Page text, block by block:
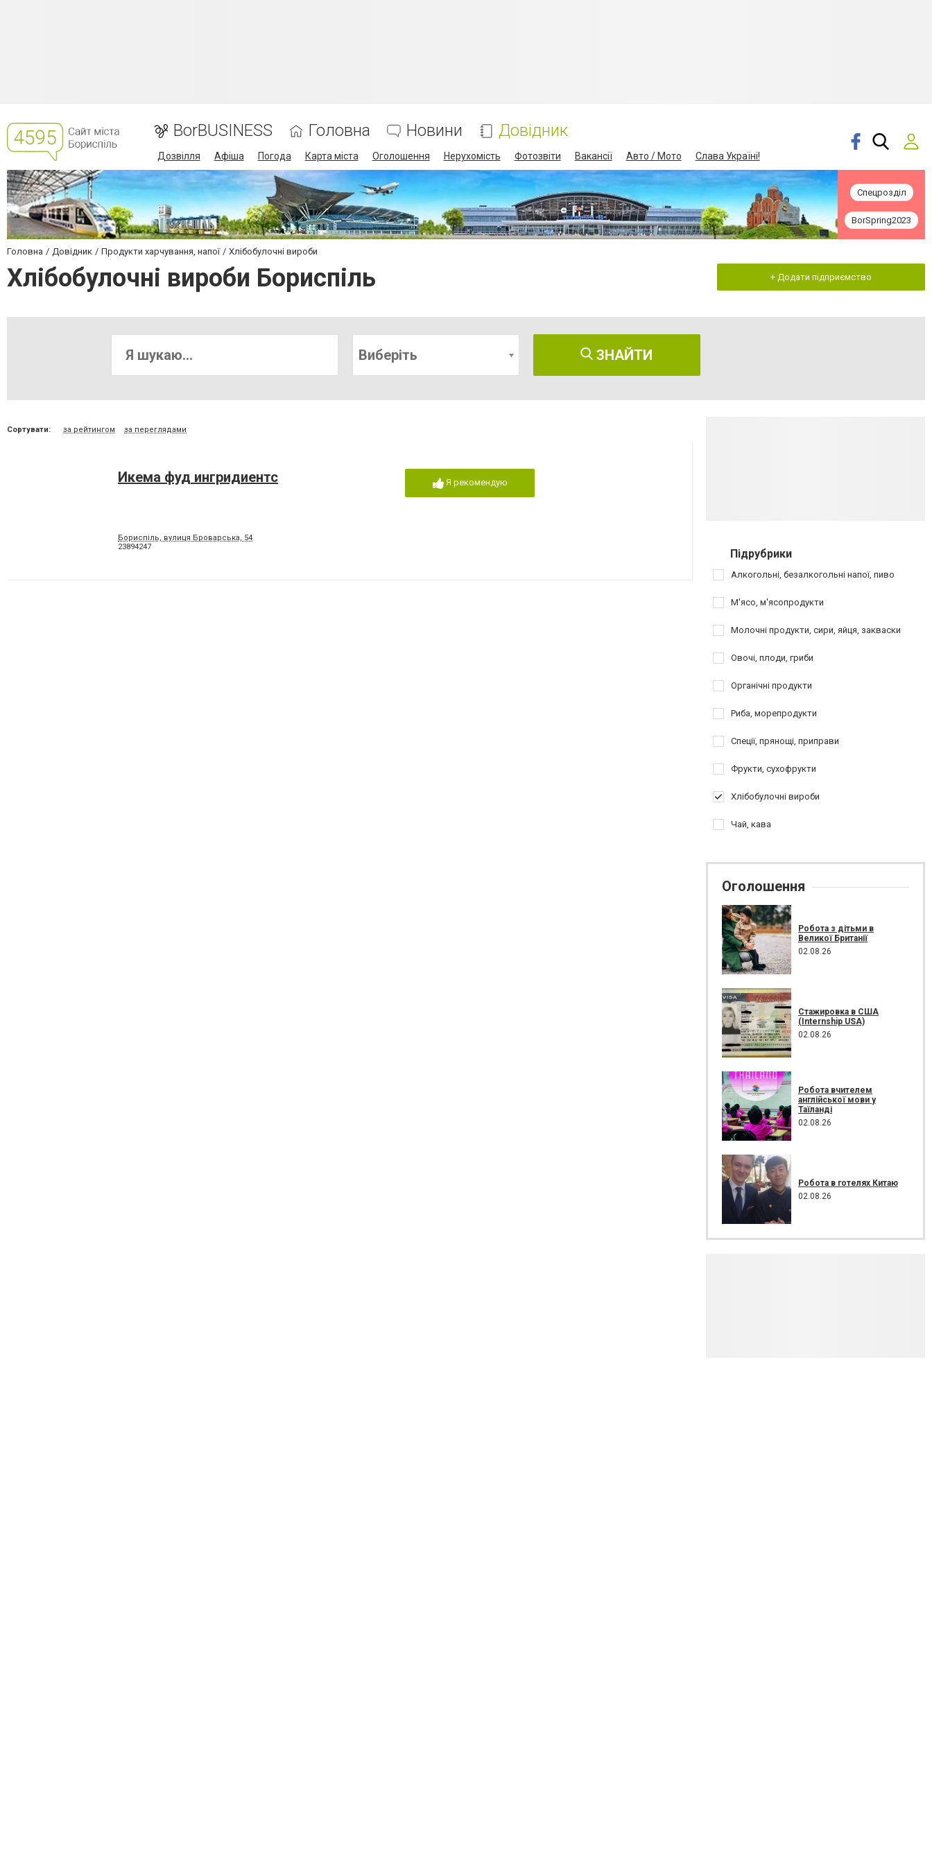
BorBUSINESS Головна Новини Довідник
Дозвілля Афіша Погода Карта міста Оголошення Нерухомість Фотозвіти Вакансії Авто / Мото Слава Україні!
Спецрозділ
BorSpring2023
Головна Довідник Продукти харчування, напої Хлібобулочні вироби
Хлібобулочні вироби Бориспіль + Додати підприємство
Виберіть ЗНАЙТИ
Сортувати: за рейтингом за переглядами
Икема фуд ингридиентс
Бориспіль, вулиця Броварська, 54
23894247
Я рекомендую
Підрубрики
Алкогольні, безалкогольні напої, пиво
М'ясо, м'ясопродукти
Молочні продукти, сири, яйця, закваски
Овочі, плоди, гриби
Органічні продукти
Риба, морепродукти
Спеції, прянощі, приправи
Фрукти, сухофрукти
Хлібобулочні вироби
Чай, кава
Оголошення
Робота з дітьми в
Великої Британії
02.08.26
Стажировка в США
(Internship USA)
02.08.26
Робота вчителем
англійської мови у
Таїланді
02.08.26
Робота в готелях Китаю
02.08.26